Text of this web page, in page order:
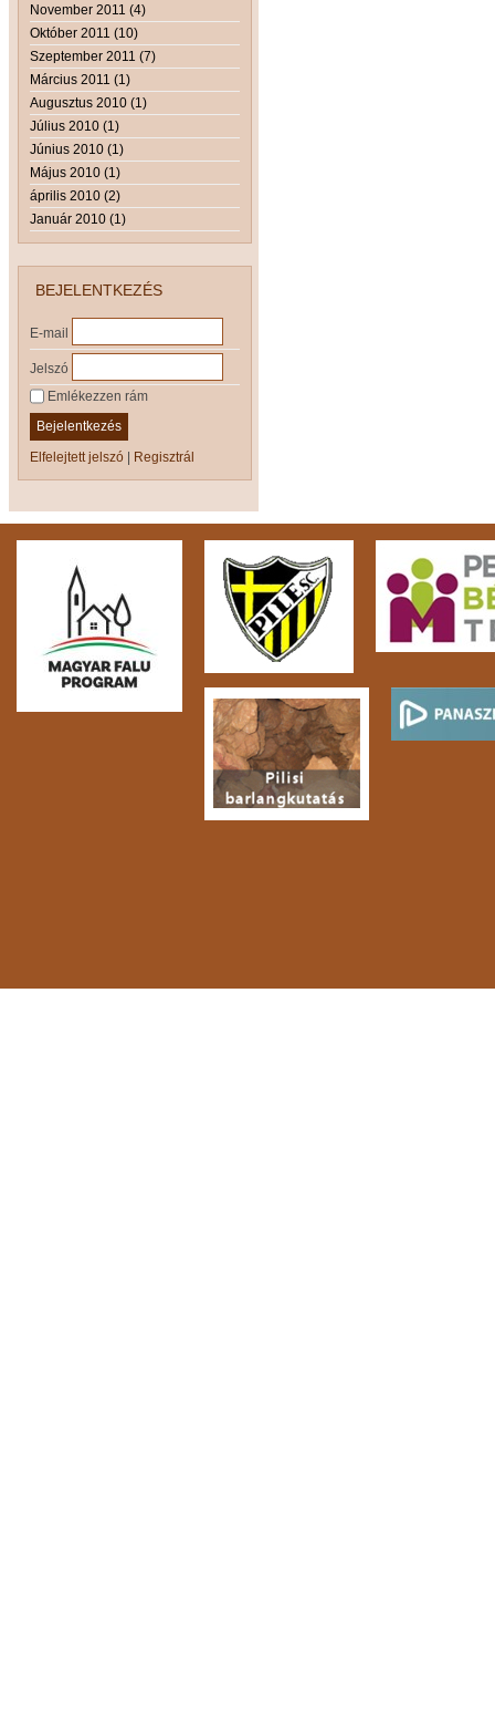
November 2011 (4)
Október 2011 (10)
Szeptember 2011 (7)
Március 2011 (1)
Augusztus 2010 (1)
Július 2010 (1)
Június 2010 (1)
Május 2010 (1)
április 2010 (2)
Január 2010 (1)
BEJELENTKEZÉS
E-mail
Jelszó
Emlékezzen rám
Bejelentkezés
Elfelejtett jelszó | Regisztrál